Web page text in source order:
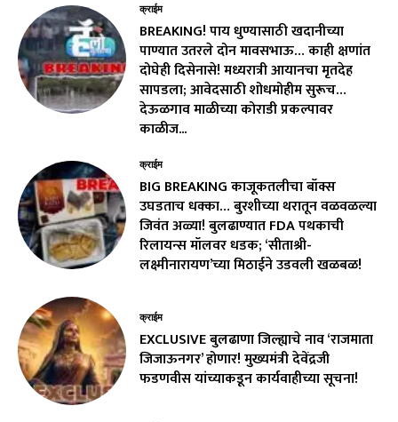
क्राईम
BREAKING! पाय धुण्यासाठी खदानीच्या
पाण्यात उतरले दोन मावसभाऊ… काही क्षणांत
दोघेही दिसेनासे! मध्यरात्री आयानचा मृतदेह
सापडला; आवेदसाठी शोधमोहीम सुरूच…
देऊळगाव माळीच्या कोराडी प्रकल्पावर
काळीज...
क्राईम
BIG BREAKING काजूकतलीचा बॉक्स
उघडताच धक्का… बुरशीच्या थरातून वळवळल्या
जिवंत अळ्या! बुलढाण्यात FDA पथकाची
रिलायन्स मॉलवर धडक; ‘सीताश्री-
लक्ष्मीनारायण’च्या मिठाईने उडवली खळबळ!
क्राईम
EXCLUSIVE बुलढाणा जिल्ह्याचे नाव ‘राजमाता
जिजाऊनगर’ होणार! मुख्यमंत्री देवेंद्रजी
फडणवीस यांच्याकडून कार्यवाहीच्या सूचना!